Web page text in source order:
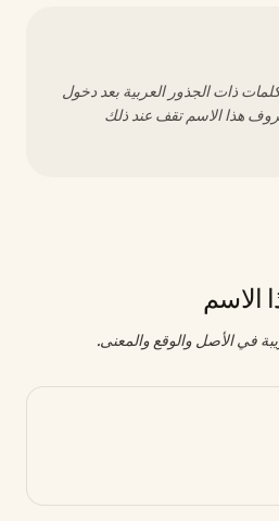
ذات الجذور العربية بعد دخول
هذا الاسم تقف عند ذلك
الاسم
في الأصل والوقع والمعنى.